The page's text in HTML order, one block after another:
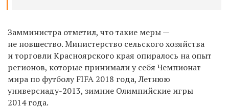
Замминистра отметил, что такие меры —
не новшество. Министерство сельского хозяйства
и торговли Красноярского края опиралось на опыт
регионов, которые принимали у себя Чемпионат
мира по футболу FIFA 2018 года, Летнюю
универсиаду-2013, зимние Олимпийские игры
2014 года.